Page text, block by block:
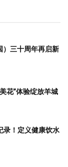
）三十周年再启新
花”体验绽放羊城
录！定义健康饮水